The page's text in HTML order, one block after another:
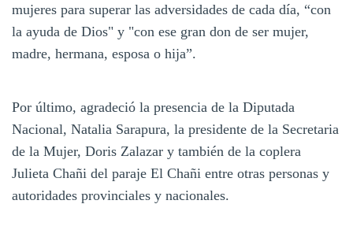
mujeres para superar las adversidades de cada día, “con
la ayuda de Dios" y "con ese gran don de ser mujer,
madre, hermana, esposa o hija”.
Por último, agradeció la presencia de la Diputada
Nacional, Natalia Sarapura, la presidente de la Secretaria
de la Mujer, Doris Zalazar y también de la coplera
Julieta Chañi del paraje El Chañi entre otras personas y
autoridades provinciales y nacionales.